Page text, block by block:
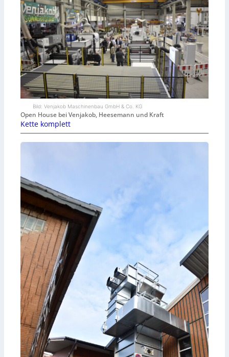
Bild: Venjakob Maschinenbau GmbH & Co. KG
Open House bei Venjakob, Heesemann und Kraft
Kette komplett